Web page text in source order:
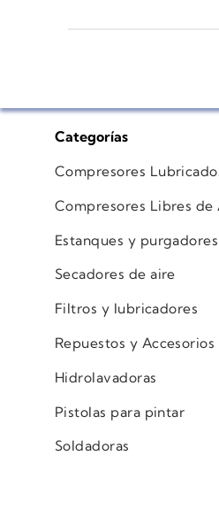
Categorías
Compresores
Compresores Libres de
Estanques y purgadores
Secadores de aire
Filtros y lubricadores
Repuestos y Accesorios
Hidrolavadoras
Pistolas para pintar
Soldadoras